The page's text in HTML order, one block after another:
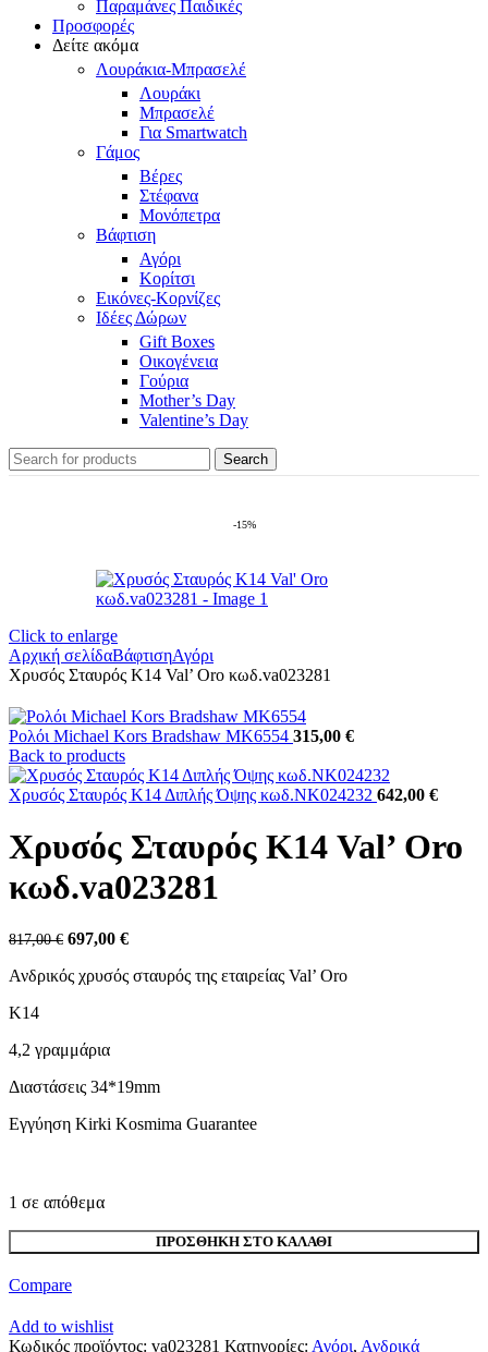
Παραμάνες Παιδικές
Προσφορές
Δείτε ακόμα
Λουράκια-Μπρασελέ
Λουράκι
Μπρασελέ
Για Smartwatch
Γάμος
Βέρες
Στέφανα
Μονόπετρα
Βάφτιση
Αγόρι
Κορίτσι
Εικόνες-Κορνίζες
Ιδέες Δώρων
Gift Boxes
Οικογένεια
Γούρια
Mother’s Day
Valentine’s Day
Search
-15%
Click to enlarge
Αρχική σελίδαΒάφτισηΑγόρι
Χρυσός Σταυρός Κ14 Val’ Oro κωδ.va023281
Ρολόι Michael Kors Bradshaw MK6554 315,00 €
Back to products
Χρυσός Σταυρός Κ14 Διπλής Όψης κωδ.NK024232 642,00 €
Χρυσός Σταυρός Κ14 Val’ Oro
κωδ.va023281
817,00€ Original
was:
697,00 €Η
τιμή
Ανδρικός χρυσός σταυρός της εταιρείας Val’ Oro
Κ14
4,2 γραμμάρια
Διαστάσεις 34*19mm
Εγγύηση Kirki Kosmima Guarantee
1 σε απόθεμα
Χρυσός
Σταυρός
Κ14
Val'
Oro
κωδ.va023281
ΠΡΟΣΘΉΚΗ ΣΤΟ ΚΑΛΆΘΙ
Compare
Add to wishlist
Κωδικός προϊόντος: va023281 Κατηγορίες: Αγόρι, Ανδρικά